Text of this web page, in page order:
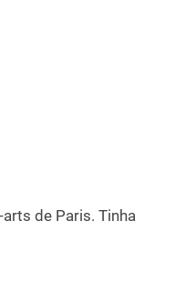
de Paris. Tinha